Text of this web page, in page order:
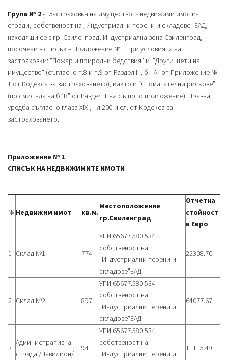
Група № 2- „Застраховка на имущество" - недвижими имоти-
сгради, собственост на „Индустриални терени и складове” ЕАД,
находящи се в гр. Свиленград, Индустриална зона Свиленград,
посочени в списък – Приложение №1, при условията на
застраховки: "Пожар и природни бедствия" и "Други щети на
имущество" (съгласно т.8 и т.9 от Раздел ІІ , б. “А” от Приложение №
1 от Кодекса за застраховането), както и “Спомагателни рискове”
(по смисъла на б.”В” от Раздел ІІ на същото приложение). Правна
уредба съгласно глава ХІХ , чл.200 и сл. от Кодекса за
застраховането.
Приложение № 1
СПИСЪК НА НЕДВИЖИМИТЕ ИМОТИ
№ Недвижим имот кв.м.
Местоположение
гр.Свиленград
Отчетна
стойност
в Евро
1 Склад №1 774
УПИ 65677.580.534
собственост на
"Индустриални терени и
складове"ЕАД
22308.70
2 Склад №2 897
УПИ 65677.580.534
собственост на
"Индустриални терени и
складове"ЕАД
64077.67
3
Административна
сграда /Павилион/
94
УПИ 65677.580.534
собственост на
"Индустриални терени и
11115.49